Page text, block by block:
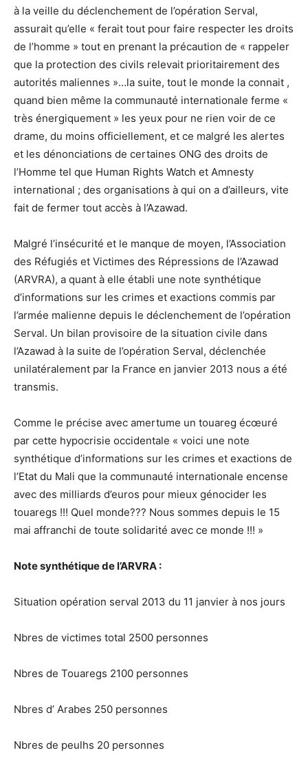
à la veille du déclenchement de l’opération Serval,
assurait qu’elle « ferait tout pour faire respecter les droits
de l’homme » tout en prenant la précaution de « rappeler
que la protection des civils relevait prioritairement des
autorités maliennes »…la suite, tout le monde la connait ,
quand bien même la communauté internationale ferme «
très énergiquement » les yeux pour ne rien voir de ce
drame, du moins officiellement, et ce malgré les alertes
et les dénonciations de certaines ONG des droits de
l’Homme tel que Human Rights Watch et Amnesty
international ; des organisations à qui on a d’ailleurs, vite
fait de fermer tout accès à l’Azawad.
Malgré l’insécurité et le manque de moyen, l’Association
des Réfugiés et Victimes des Répressions de l’Azawad
(ARVRA), a quant à elle établi une note synthétique
d’informations sur les crimes et exactions commis par
l’armée malienne depuis le déclenchement de l’opération
Serval. Un bilan provisoire de la situation civile dans
l’Azawad à la suite de l’opération Serval, déclenchée
unilatéralement par la France en janvier 2013 nous a été
transmis.
Comme le précise avec amertume un touareg écœuré
par cette hypocrisie occidentale « voici une note
synthétique d’informations sur les crimes et exactions de
l’Etat du Mali que la communauté internationale encense
avec des milliards d’euros pour mieux génocider les
touaregs !!! Quel monde??? Nous sommes depuis le 15
mai affranchi de toute solidarité avec ce monde !!! »
Note synthétique de l’ARVRA :
Situation opération serval 2013 du 11 janvier à nos jours
Nbres de victimes total 2500 personnes
Nbres de Touaregs 2100 personnes
Nbres d’ Arabes 250 personnes
Nbres de peulhs 20 personnes